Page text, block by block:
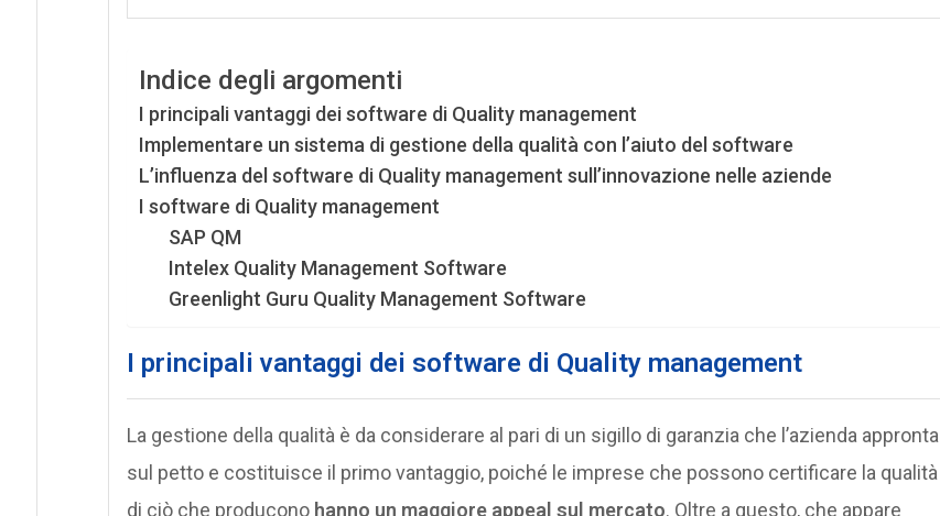
Indice degli argomenti
I principali vantaggi dei software di Quality management
Implementare un sistema di gestione della qualità con l’aiuto del software
L’influenza del software di Quality management sull’innovazione nelle aziende
I software di Quality management
SAP QM
Intelex Quality Management Software
Greenlight Guru Quality Management Software
I principali vantaggi dei software di Quality management
La gestione della qualità è da considerare al pari di un sigillo di garanzia che l’azienda appronta
sul petto e costituisce il primo vantaggio, poiché le imprese che possono certificare la qualità
di ciò che producono hanno un maggiore appeal sul mercato. Oltre a questo, che appare